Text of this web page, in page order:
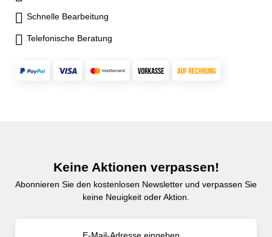
Schnelle Bearbeitung
Telefonische Beratung
Keine Aktionen verpassen!
Abonnieren Sie den kostenlosen Newsletter und verpassen Sie
keine Neuigkeit oder Aktion.